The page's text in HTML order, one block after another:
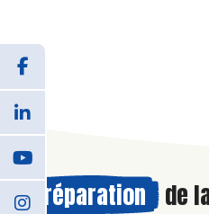
Préparation de